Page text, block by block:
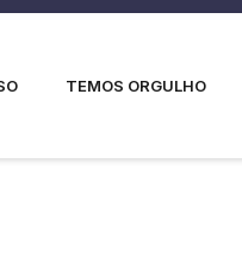
TEMOS ORGULHO